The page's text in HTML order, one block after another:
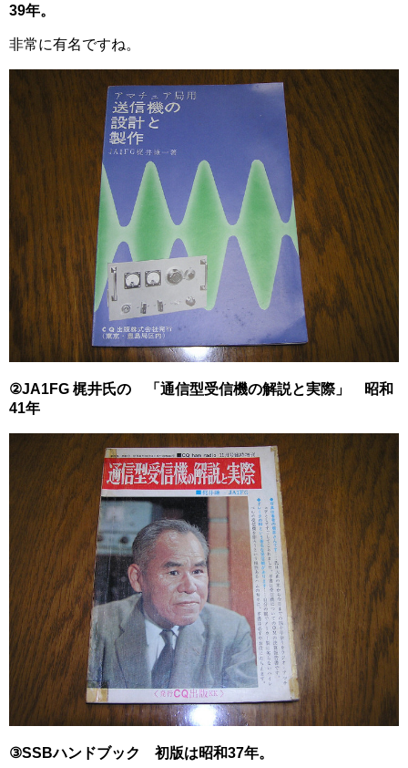
39年。
非常に有名ですね。
②JA1FG 梶井氏の 「通信型受信機の解説と実際」 昭和
41年
③SSBハンドブック 初版は昭和37年。